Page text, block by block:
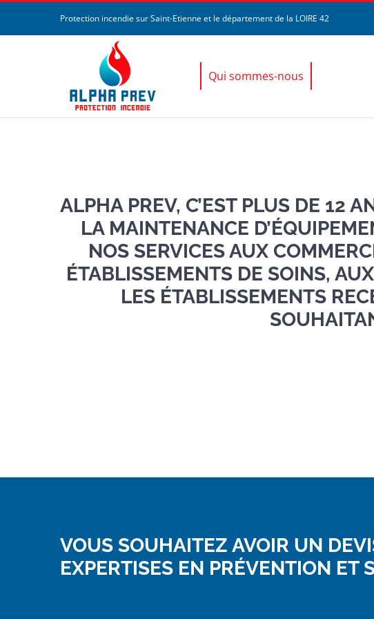
Protection incendie sur Saint-Etienne et le département de la LOIRE 42
Qui sommes-nous
ALPHA PREV, C’EST PLUS DE 12
LA MAINTENANCE
NOS SERVICES AUX
ÉTABLISSEMENTS DE SOINS,
LES ÉTABLISSEMENTS
VOUS SOUHAITEZ AVOIR UN
EXPERTISES EN PRÉVENTION ET